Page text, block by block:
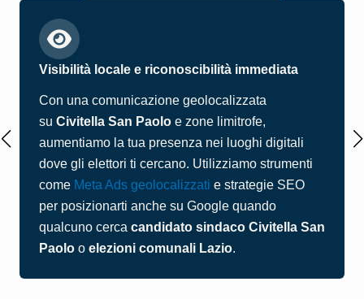
Visibilità locale e riconoscibilità immediata
Con una comunicazione geolocalizzata
su Civitella San Paolo e zone limitrofe,
aumentiamo la tua presenza nei luoghi digitali
dove gli elettori ti cercano. Utilizziamo strumenti
come Meta Ads geolocalizzati e strategie SEO
per posizionarti anche su Google quando
qualcuno cerca candidato sindaco Civitella San
Paolo o elezioni comunali Lazio.